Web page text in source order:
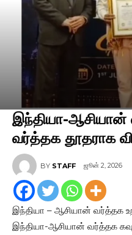
இந்தியா-ஆசியான்
வர்த்தக தூதராக
BY STAFF ஜூன் 2, 2026
இந்தியா – ஆசியான் வர்த்தக
இந்தியா-ஆசியான் வர்த்தக